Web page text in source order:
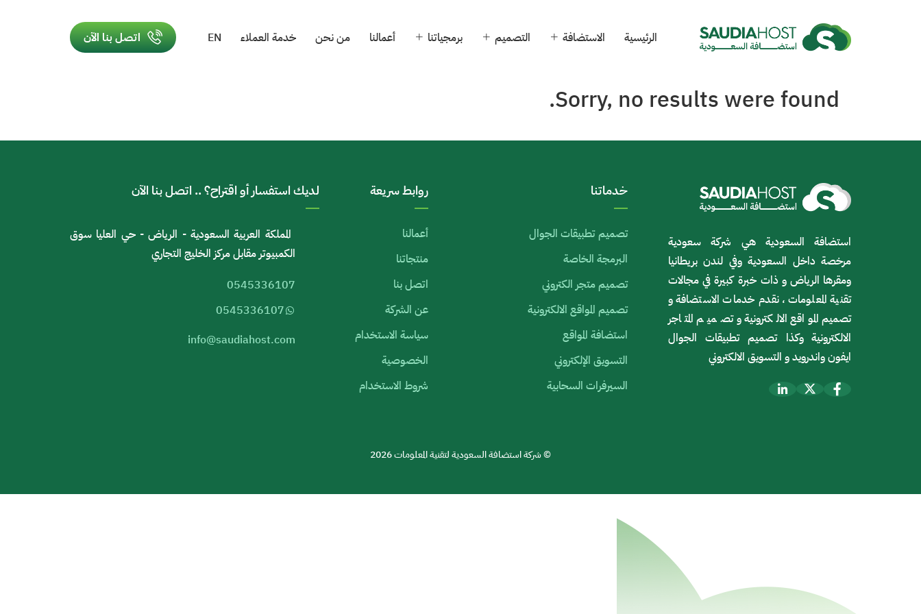
الرئيسية الاستضافة التصميم برمجياتنا أعمالنا من نحن خدمة العملاء EN اتصل بنا الآن
Sorry, no results were found.
استضافة السعودية هي شركة سعودية
مرخصة داخل السعودية وفي لندن بريطانيا
ومقرها الرياض و ذات خبرة كبيرة في مجالات
تقنية المعلومات ، نقدم خدمات الاستضافة و
تصميم المواقع الالكترونية و تصميم المتاجر
الالكترونية وكذا تصميم تطبيقات الجوال
ايفون واندرويد و التسويق الالكتروني
خدماتنا
تصميم تطبيقات الجوال
البرمجة الخاصة
تصميم متجر الكتروني
تصميم المواقع الالكترونية
استضافة المواقع
التسويق الإلكتروني
السيرفرات السحابية
روابط سريعة
أعمالنا
منتجاتنا
اتصل بنا
عن الشركة
سياسة الاستخدام
الخصوصية
شروط الاستخدام
لديك استفسار أو اقتراح؟ .. اتصل بنا الآن
المملكة العربية السعودية - الرياض - حي العليا سوق
الكمبيوتر مقابل مركز الخليج التجاري
0545336107
0545336107
info@saudiahost.com
© شركة استضافة السعودية لتقنية المعلومات 2026